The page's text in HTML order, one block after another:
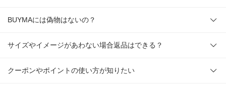
BUYMAには偽物はないの？
サイズやイメージがあわない場合返品はできる？
クーポンやポイントの使い方が知りたい